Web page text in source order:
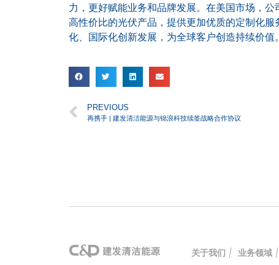
力，更好赋能业务和品牌发展。在美国市场，
高性价比的光伏产品，提供更加优质的定制化
化、国际化创新发展，为全球客户创造持续价值。
PREVIOUS
再携手 | 建发清洁能源与锦浪科技续签战略合作协议
关于我们 | 业务领域 |